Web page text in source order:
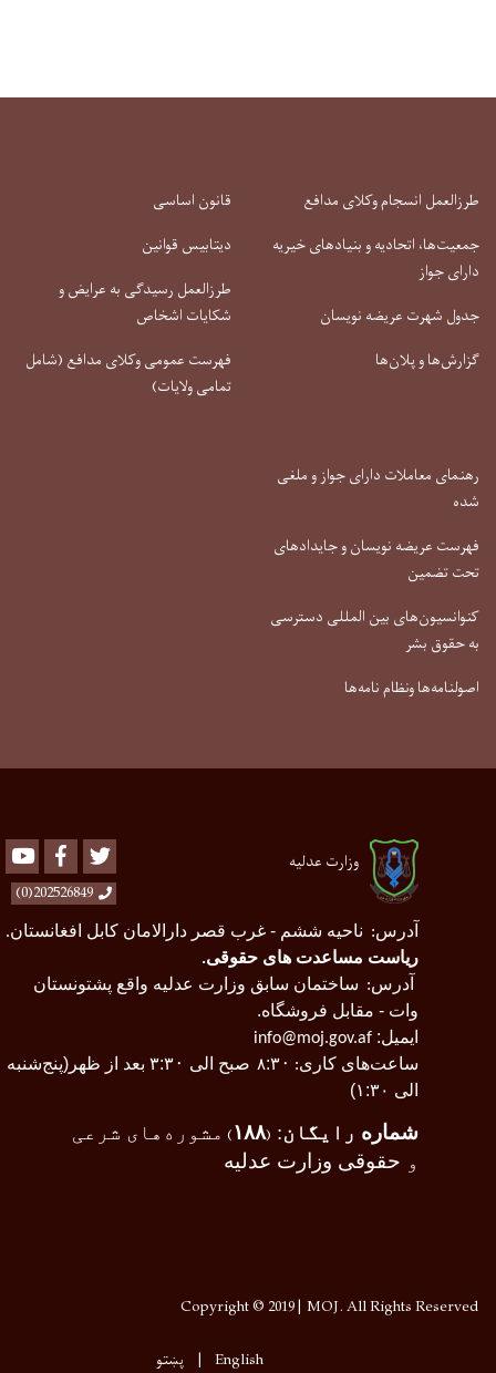
طرزالعمل انسجام وکلای مدافع
جمعیت‌ها، اتحادیه و بنیادهای خیریه
دارای جواز
جدول شهرت عریضه نویسان
گزارش‌ها و پلان‌ها
قانون اساسی
دیتابیس قوانین
طرزالعمل رسیدگی به عرایض و
شکایات اشخاص
فهرست عمومی وکلای مدافع (شامل
تمامی ولایات)
رهنمای معاملات دارای جواز و ملغی
شده
فهرست عریضه نویسان و جایدادهای
تحت تضمین
کنوانسیون‌های بین المللی دسترسی
به حقوق بشر
اصولنامه‌ها ونظام نامه‌ها
وزارت عدلیه Youtube Facebook
202526849(0)
آدرس: ناحیه ششم - غرب قصر دارالامان کابل افغانستان.
ریاست مساعدت های حقوقی.
آدرس: ساختمان سابق وزارت عدلیه واقع پشتونستان
وات - مقابل فروشگاه.
ایمیل: info@moj.gov.af
ساعت‌های کاری: :۳۰ صبح الی ۳ :۳۰
بعد از ظهر(پنج‌شنبه
الی ۱:۳۰)
شماره رایگان:
(۱۸۸) مشوره‌های شرعی
و حقوقی وزارت عدلیه
English
پښتو